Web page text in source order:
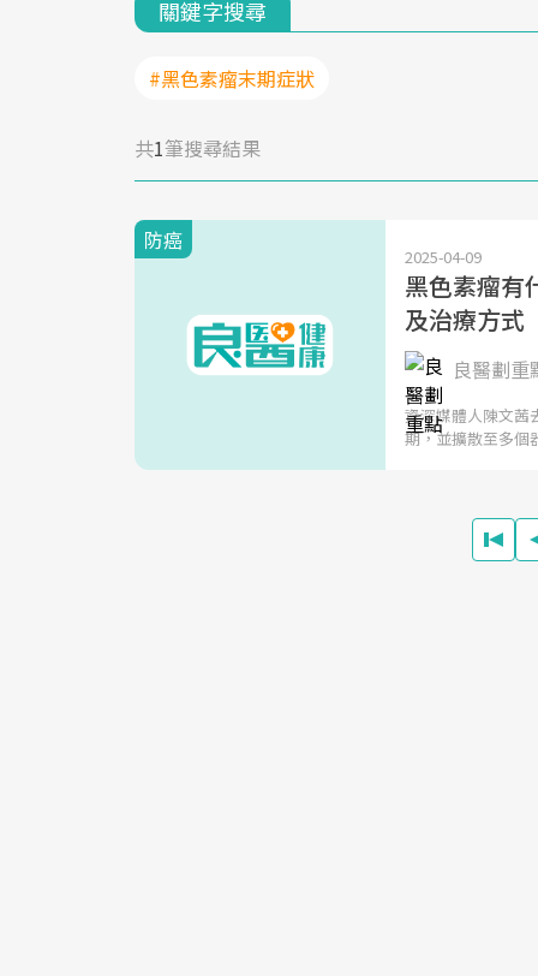
關鍵字搜尋
#黑色素瘤末期症狀
共1筆搜尋結果
防癌
2025-04-09
黑色素瘤有
及治療方式
良醫劃重
資深媒體人陳文茜
期，並擴散至多個